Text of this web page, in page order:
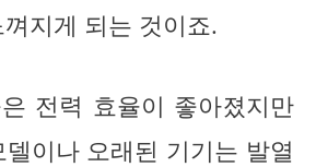
지게 되는 것이죠.
전력 효율이 좋아졌지만
이나 오래된 기기는 발열